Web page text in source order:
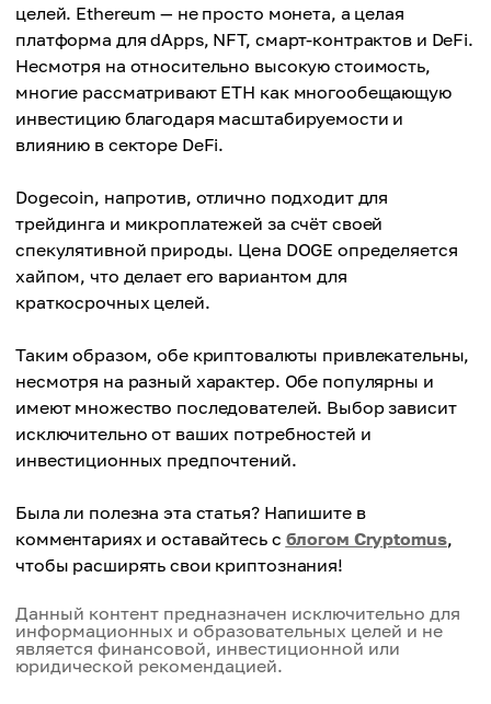
целей. Ethereum — не просто монета, а целая
платформа для dApps, NFT, смарт-контрактов и DeFi.
Несмотря на относительно высокую стоимость,
многие рассматривают ETH как многообещающую
инвестицию благодаря масштабируемости и
влиянию в секторе DeFi.
Dogecoin, напротив, отлично подходит для
трейдинга и микроплатежей за счёт своей
спекулятивной природы. Цена DOGE определяется
хайпом, что делает его вариантом для
краткосрочных целей.
Таким образом, обе криптовалюты привлекательны,
несмотря на разный характер. Обе популярны и
имеют множество последователей. Выбор зависит
исключительно от ваших потребностей и
инвестиционных предпочтений.
Была ли полезна эта статья? Напишите в
комментариях и оставайтесь с блогом Cryptomus,
чтобы расширять свои криптознания!
Данный контент предназначен исключительно для
информационных и образовательных целей и не
является финансовой, инвестиционной или
юридической рекомендацией.